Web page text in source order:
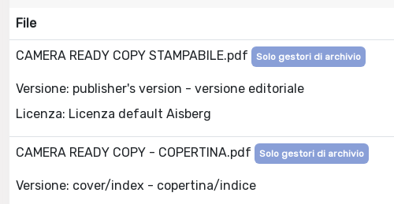
File
CAMERA READY COPY STAMPABILE.pdf Solo gestori di archivio
Versione: publisher's version - versione editoriale
Licenza: Licenza default Aisberg
CAMERA READY COPY - COPERTINA.pdf Solo gestori di archivio
Versione: cover/index - copertina/indice